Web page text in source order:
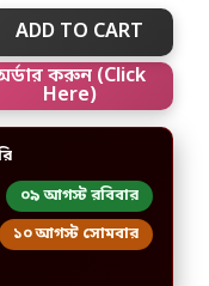
ADD TO CART
করুন (Click
Here)
০৯ আগস্ট রবিবার
১০ আগস্ট সোমবার